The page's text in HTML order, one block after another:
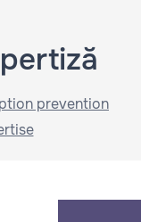
prevention